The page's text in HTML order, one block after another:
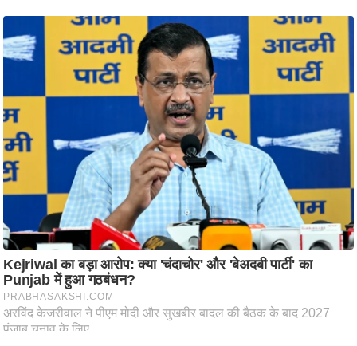
वि
श्ले
ष
स
म
सा
म
मा
तृ
भू
मि
स्तं
भ